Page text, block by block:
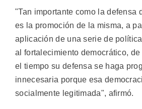
"Tan importante como la defensa
es la promoción de la misma, a
aplicación de una serie de
al fortalecimiento democrático, de
el tiempo su defensa se haga
innecesaria porque esa
socialmente legitimada", afirmó.